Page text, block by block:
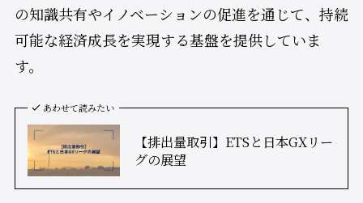
の知識共有やイノベーションの促進を通じて、持続
可能な経済成長を実現する基盤を提供していま
す。
あわせて読みたい
【排出量取引】ETSと日本GXリー
グの展望